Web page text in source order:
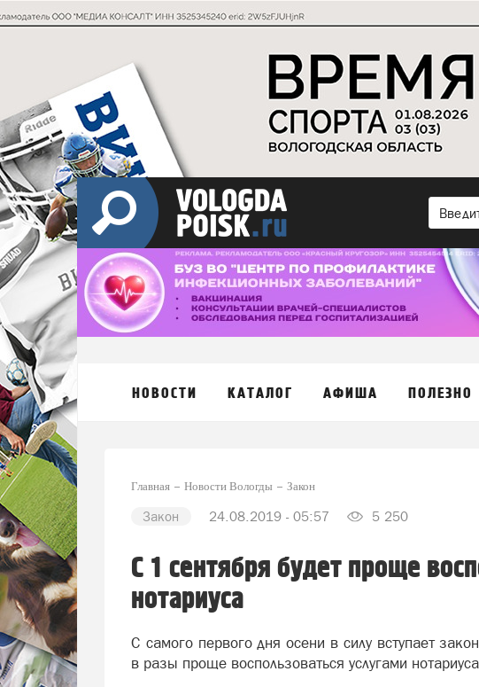
НОВОСТИ КАТАЛОГ АФИША ПОЛЕЗНО
Главная Новости Вологды Закон
Закон 24.08.2019 - 05:57 5 250
С 1 сентября будет проще
нотариуса
С самого первого дня осени в силу вступает
в разы проще воспользоваться услугами